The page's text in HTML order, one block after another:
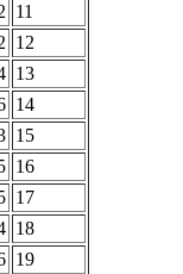
11
12
13
14
15
16
17
18
19